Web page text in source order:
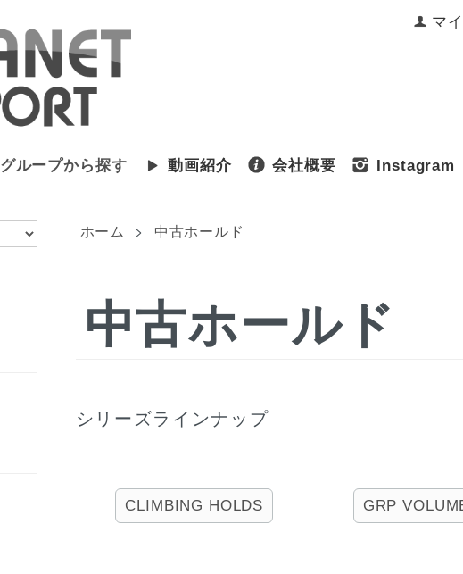
マ
グループから探す 動画紹介 会社概要 Instagram
ホーム > 中古ホールド
中古ホールド
シリーズラインナップ
CLIMBING HOLDS GRP